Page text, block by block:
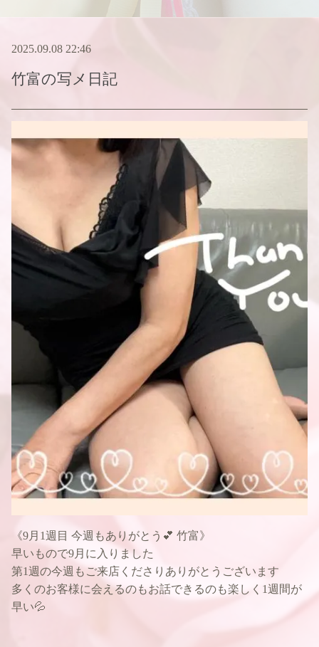
2025.09.08 22:46
竹富の写メ日記
《9月1週目 今週もありがとう💕 竹富》
早いもので9月に入りました
第1週の今週もご来店くださりありがとうございます
多くのお客様に会えるのもお話できるのも楽しく1週間が
早い💦